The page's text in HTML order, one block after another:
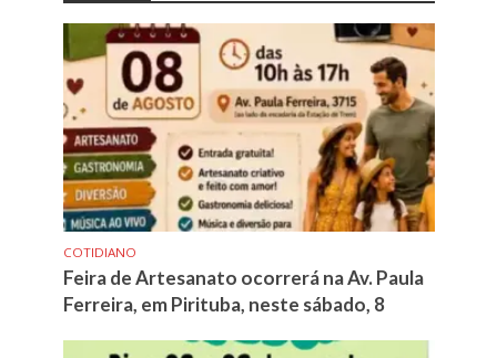
COTIDIANO
Feira de Artesanato ocorrerá na Av. Paula
Ferreira, em Pirituba, neste sábado, 8